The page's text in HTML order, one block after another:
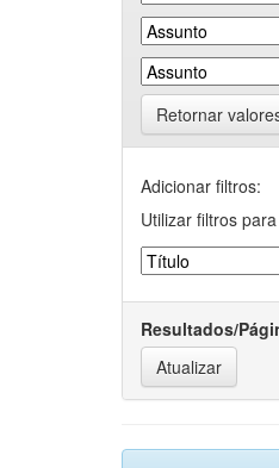
Retornar
Adicionar filtros:
Utilizar filtros
Resultados/